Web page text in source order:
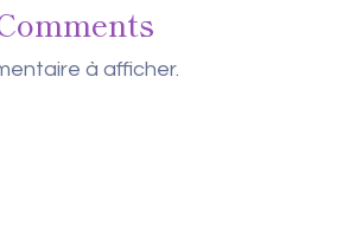
à afficher.